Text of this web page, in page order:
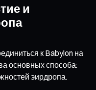
и
к Babylon на
основных способа:
эирдропа.